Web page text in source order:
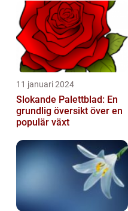
11 januari 2024
Slokande Palettblad: En
grundlig översikt över en
populär växt